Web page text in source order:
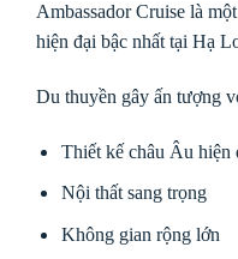
Ambassador Cruise là
hiện đại bậc nhất tại Hạ
Du thuyền gây ấn tượng
Thiết kế châu Âu hiện
Nội thất sang trọng
Không gian rộng lớn